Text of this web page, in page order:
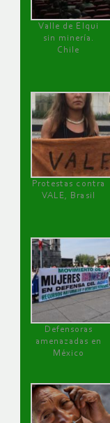
Valle de Elqui
sin minería.
Chile
Protestas contra
VALE, Brasil
Defensoras
amenazadas en
México